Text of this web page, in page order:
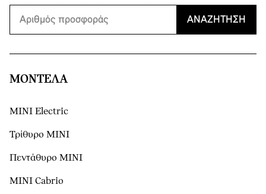
ΑΝΑΖΉΤΗΣΗ
ΜΟΝΤΕΛΑ
MINI Electric
Τρίθυρο MINI
Πεντάθυρο MINI
MINI Cabrio